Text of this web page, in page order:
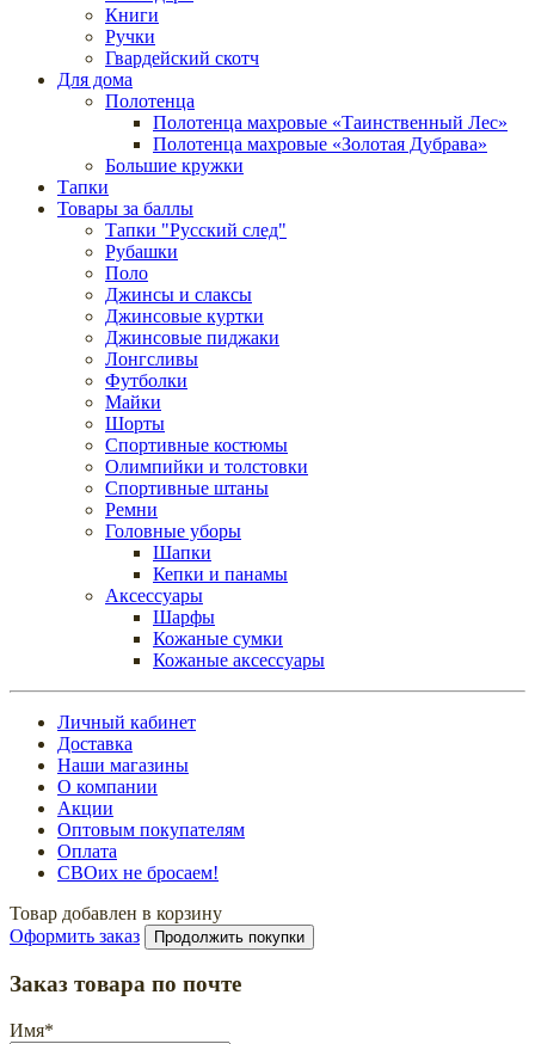
Книги
Ручки
Гвардейский скотч
Для дома
Полотенца
Полотенца махровые «Таинственный Лес»
Полотенца махровые «Золотая Дубрава»
Большие кружки
Тапки
Товары за баллы
Тапки "Русский след"
Рубашки
Поло
Джинсы и слаксы
Джинсовые куртки
Джинсовые пиджаки
Лонгсливы
Футболки
Майки
Шорты
Спортивные костюмы
Олимпийки и толстовки
Спортивные штаны
Ремни
Головные уборы
Шапки
Кепки и панамы
Аксессуары
Шарфы
Кожаные сумки
Кожаные аксессуары
Личный кабинет
Доставка
Наши магазины
О компании
Акции
Оптовым покупателям
Оплата
СВОих не бросаем!
Товар добавлен в корзину
Оформить заказ
Продолжить покупки
Заказ товара по почте
Имя*